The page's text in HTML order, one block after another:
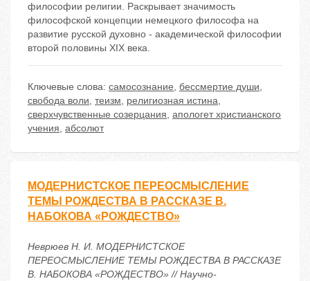
философии религии. Раскрывает значимость
философской концепции немецкого философа на
развитие русской духовно - академической философии
второй половины XIX века.
Ключевые слова: самосознание, бессмертие души,
свобода воли, теизм, религиозная истина,
сверхчувственные созерцания, апологет христианского
учения, абсолют
МОДЕРНИСТСКОЕ ПЕРЕОСМЫСЛЕНИЕ
ТЕМЫ РОЖДЕСТВА В РАССКАЗЕ В.
НАБОКОВА «РОЖДЕСТВО»
Неврюев Н. И. МОДЕРНИСТСКОЕ
ПЕРЕОСМЫСЛЕНИЕ ТЕМЫ РОЖДЕСТВА В РАССКАЗЕ
В. НАБОКОВА «РОЖДЕСТВО» // Научно-